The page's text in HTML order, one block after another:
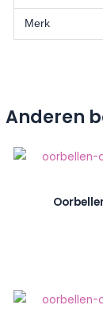
Merk
Anderen